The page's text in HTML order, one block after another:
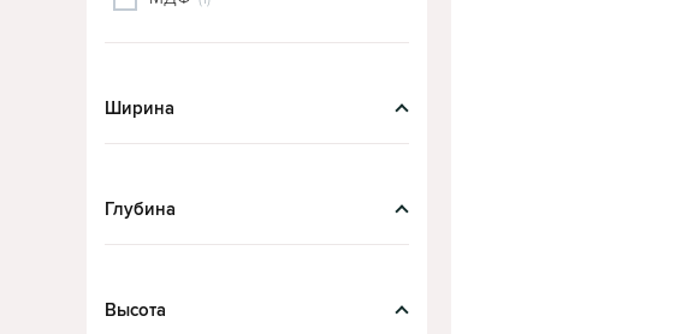
Ширина
Глубина
Высота